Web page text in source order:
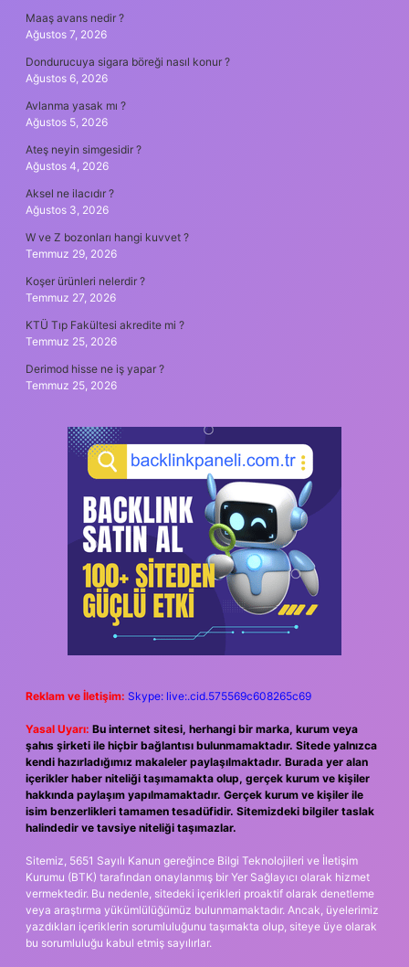
Maaş avans nedir ?
Ağustos 7, 2026
Dondurucuya sigara böreği nasıl konur ?
Ağustos 6, 2026
Avlanma yasak mı ?
Ağustos 5, 2026
Ateş neyin simgesidir ?
Ağustos 4, 2026
Aksel ne ilacıdır ?
Ağustos 3, 2026
W ve Z bozonları hangi kuvvet ?
Temmuz 29, 2026
Koşer ürünleri nelerdir ?
Temmuz 27, 2026
KTÜ Tıp Fakültesi akredite mi ?
Temmuz 25, 2026
Derimod hisse ne iş yapar ?
Temmuz 25, 2026
Reklam ve İletişim: Skype: live:.cid.575569c608265c69
Yasal Uyarı: Bu internet sitesi, herhangi bir marka, kurum veya
şahıs şirketi ile hiçbir bağlantısı bulunmamaktadır. Sitede yalnızca
kendi hazırladığımız makaleler paylaşılmaktadır. Burada yer alan
içerikler haber niteliği taşımamakta olup, gerçek kurum ve kişiler
hakkında paylaşım yapılmamaktadır. Gerçek kurum ve kişiler ile
isim benzerlikleri tamamen tesadüfidir. Sitemizdeki bilgiler taslak
halindedir ve tavsiye niteliği taşımazlar.
Sitemiz, 5651 Sayılı Kanun gereğince Bilgi Teknolojileri ve İletişim
Kurumu (BTK) tarafından onaylanmış bir Yer Sağlayıcı olarak hizmet
vermektedir. Bu nedenle, sitedeki içerikleri proaktif olarak denetleme
veya araştırma yükümlülüğümüz bulunmamaktadır. Ancak, üyelerimiz
yazdıkları içeriklerin sorumluluğunu taşımakta olup, siteye üye olarak
bu sorumluluğu kabul etmiş sayılırlar.